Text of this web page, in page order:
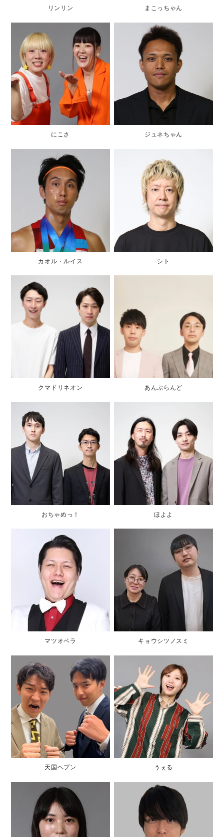
リンリン まこっちゃん
にこさ ジュネちゃん
カオル・ルイス シト
クマドリネオン あんぶらんど
おちゃめっ！ ほよよ
マツオペラ キョウシツノスミ
天国ヘブン うぇる